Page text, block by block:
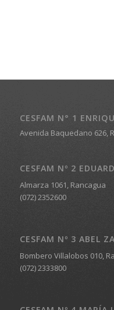
CESFAM N° 1
Avenida Baquedano 626,
CESFAM Nº 2
Almarza 1061, Rancagua
(072) 2352600
CESFAM Nº 3 ABEL
Bombero Villalobos 010,
(072) 2333800